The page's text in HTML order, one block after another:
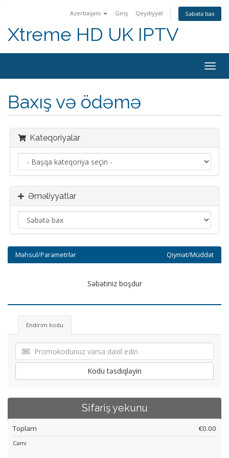
Azerbaijani Giriş Qeydiyyat Səbətə bax
Xtreme HD UK IPTV
keçid
Baxış və ödəmə
Kateqoriyalar
Əməliyyatlar
Məhsul/Parametrlər Qiymət/Müddət
Səbətiniz boşdur
Endirim kodu
Kodu təsdiqləyin
Sifariş yekunu
Toplam €0.00
Cəmi